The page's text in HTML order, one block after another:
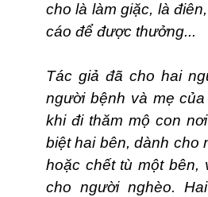
cho là làm giặc, là
cáo để được thưởng...
Tác giả đã cho hai
người bệnh và mẹ
khi đi thăm mộ con
biệt hai bên, dành cho
hoặc chết tù một bên,
cho người nghèo.